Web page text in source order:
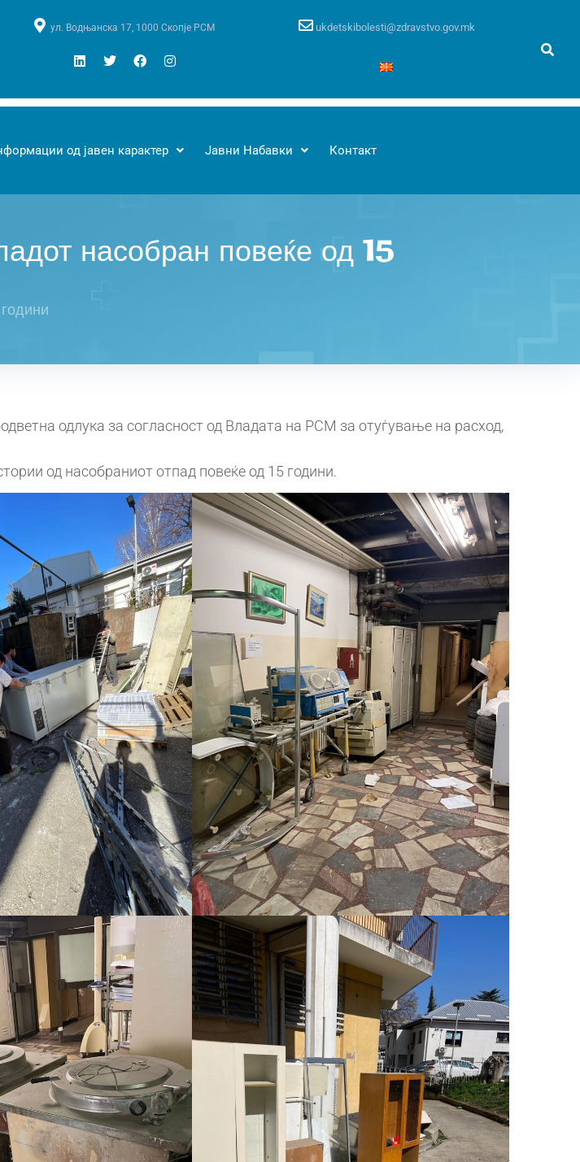
ул. Водњанска 17, 1000 Скопје РСМ ukdetskibolesti@zdravstvo.gov.mk
од јавен карактер Јавни Набавки Контакт
насобран повеќе од 15
одлука за согласност од Владата на РСМ за отуѓување на расход,
од насобраниот отпад повеќе од 15 години.